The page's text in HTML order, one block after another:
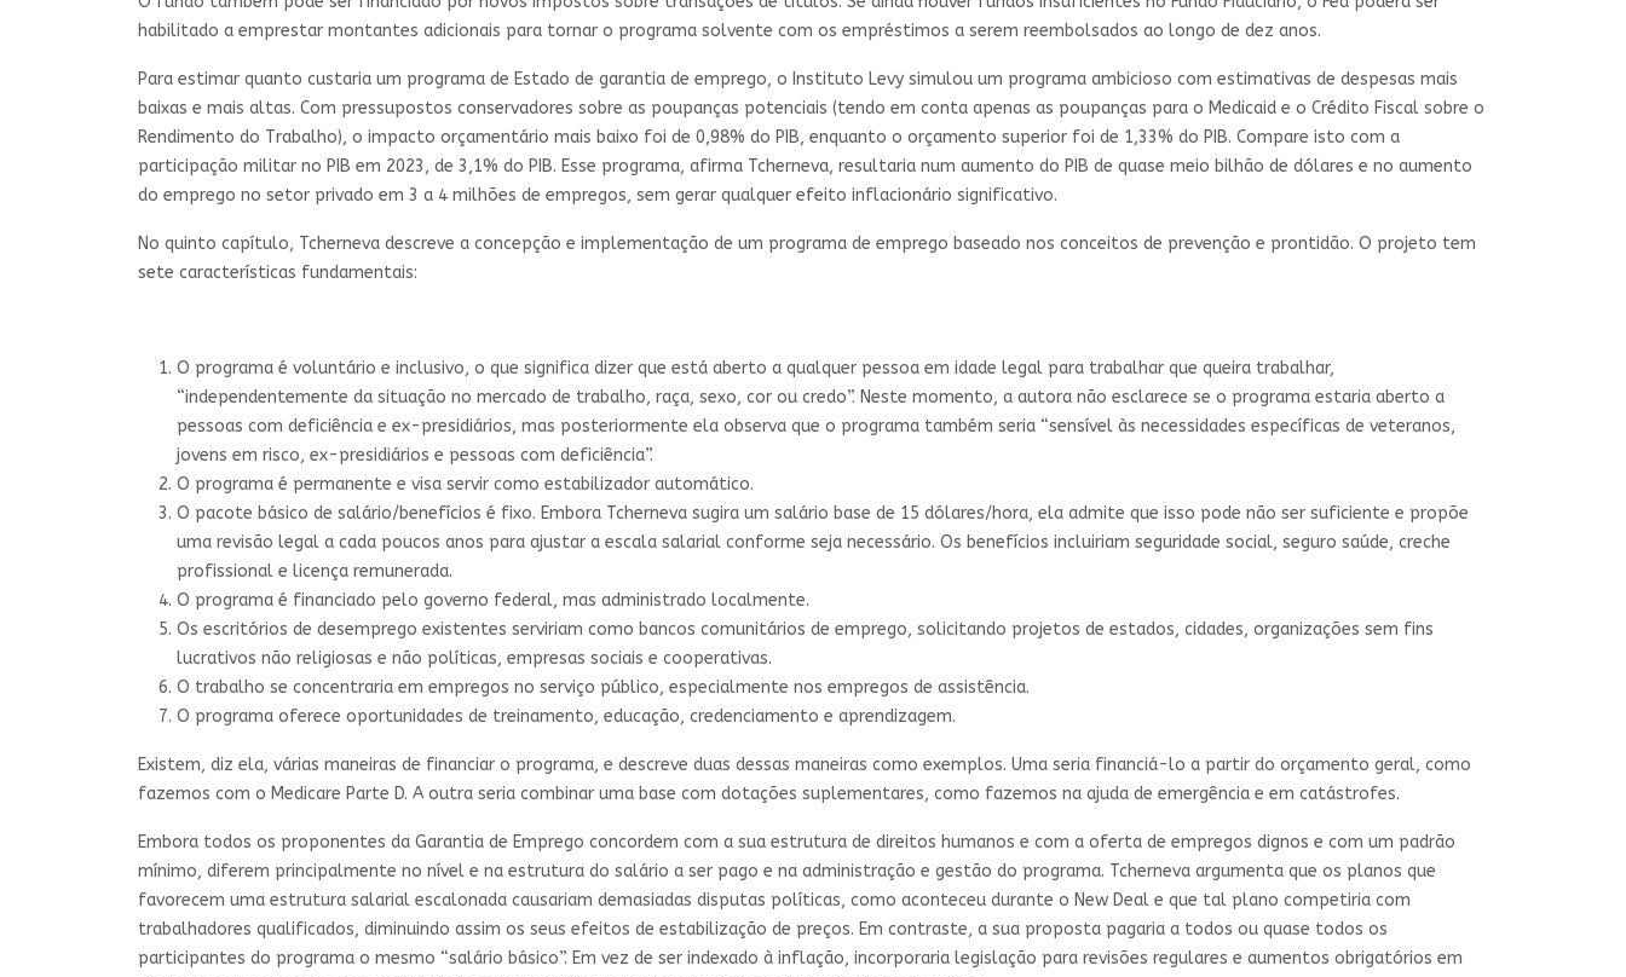
habilitado a emprestar montantes adicionais para tornar o programa solvente com os empréstimos a serem reembolsados ​​ao longo de dez anos.
Para estimar quanto custaria um programa de Estado de garantia de emprego, o Instituto Levy simulou um programa ambicioso com estimativas de despesas mais
baixas e mais altas. Com pressupostos conservadores sobre as poupanças potenciais (tendo em conta apenas as poupanças para o Medicaid e o Crédito Fiscal sobre o
Rendimento do Trabalho), o impacto orçamentário mais baixo foi de 0,98% do PIB, enquanto o orçamento superior foi de 1,33% do PIB. Compare isto com a
participação militar no PIB em 2023, de 3,1% do PIB. Esse programa, afirma Tcherneva, resultaria num aumento do PIB de quase meio bilhão de dólares e no aumento
do emprego no setor privado em 3 a 4 milhões de empregos, sem gerar qualquer efeito inflacionário significativo.
No quinto capítulo, Tcherneva descreve a concepção e implementação de um programa de emprego baseado nos conceitos de prevenção e prontidão. O projeto tem
sete características fundamentais:
O programa é voluntário e inclusivo, o que significa dizer que está aberto a qualquer pessoa em idade legal para trabalhar que queira trabalhar,
“independentemente da situação no mercado de trabalho, raça, sexo, cor ou credo”. Neste momento, a autora não esclarece se o programa estaria aberto a
pessoas com deficiência e ex-presidiários, mas posteriormente ela observa que o programa também seria “sensível às necessidades específicas de veteranos,
jovens em risco, ex-presidiários e pessoas com deficiência”.
O programa é permanente e visa servir como estabilizador automático.
O pacote básico de salário/benefícios é fixo. Embora Tcherneva sugira um salário base de 15 dólares/hora, ela admite que isso pode não ser suficiente e propõe
uma revisão legal a cada poucos anos para ajustar a escala salarial conforme seja necessário. Os benefícios incluiriam seguridade social, seguro saúde, creche
profissional e licença remunerada.
O programa é financiado pelo governo federal, mas administrado localmente.
Os escritórios de desemprego existentes serviriam como bancos comunitários de emprego, solicitando projetos de estados, cidades, organizações sem fins
lucrativos não religiosas e não políticas, empresas sociais e cooperativas.
O trabalho se concentraria em empregos no serviço público, especialmente nos empregos de assistência.
O programa oferece oportunidades de treinamento, educação, credenciamento e aprendizagem.
Existem, diz ela, várias maneiras de financiar o programa, e descreve duas dessas maneiras como exemplos. Uma seria financiá-lo a partir do orçamento geral, como
fazemos com o Medicare Parte D. A outra seria combinar uma base com dotações suplementares, como fazemos na ajuda de emergência e em catástrofes.
Embora todos os proponentes da Garantia de Emprego concordem com a sua estrutura de direitos humanos e com a oferta de empregos dignos e com um padrão
mínimo, diferem principalmente no nível e na estrutura do salário a ser pago e na administração e gestão do programa. Tcherneva argumenta que os planos que
favorecem uma estrutura salarial escalonada causariam demasiadas disputas políticas, como aconteceu durante o New Deal e que tal plano competiria com
trabalhadores qualificados, diminuindo assim os seus efeitos de estabilização de preços. Em contraste, a sua proposta pagaria a todos ou quase todos os
participantes do programa o mesmo “salário básico”. Em vez de ser indexado à inflação, incorporaria legislação para revisões regulares e aumentos obrigatórios em